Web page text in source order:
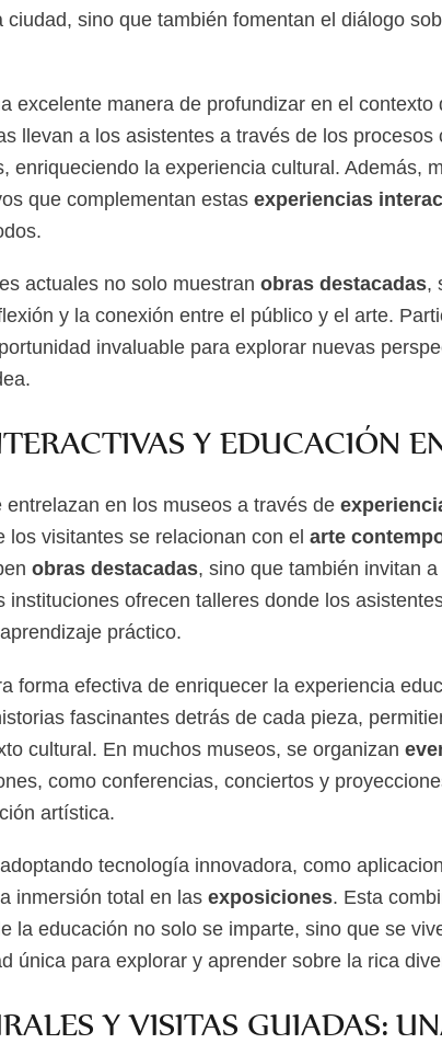
sino que también fomentan el diálogo
excelente manera de profundizar en el contexto
llevan a los asistentes a través de los procesos
enriqueciendo la experiencia cultural. Además,
que complementan estas experiencias
actuales no solo muestran obras destacadas,
y la conexión entre el público y el arte.
invaluable para explorar nuevas
Y EDUCACIÓN
en los museos a través de
visitantes se relacionan con el arte
obras destacadas, sino que también invitan
instituciones ofrecen talleres donde los
práctico.
forma efectiva de enriquecer la experiencia
fascinantes detrás de cada pieza,
cultural. En muchos museos, se organizan
como conferencias, conciertos y
artística.
tecnología innovadora, como
inmersión total en las exposiciones. Esta
la educación no solo se imparte, sino que se
única para explorar y aprender sobre la rica
Y VISITAS GUIADAS: